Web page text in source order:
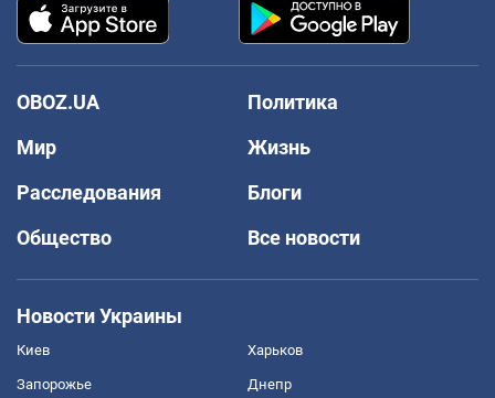
OBOZ.UA
Политика
Мир
Жизнь
Расследования
Блоги
Общество
Все новости
Новости Украины
Киев Харьков
Запорожье Днепр